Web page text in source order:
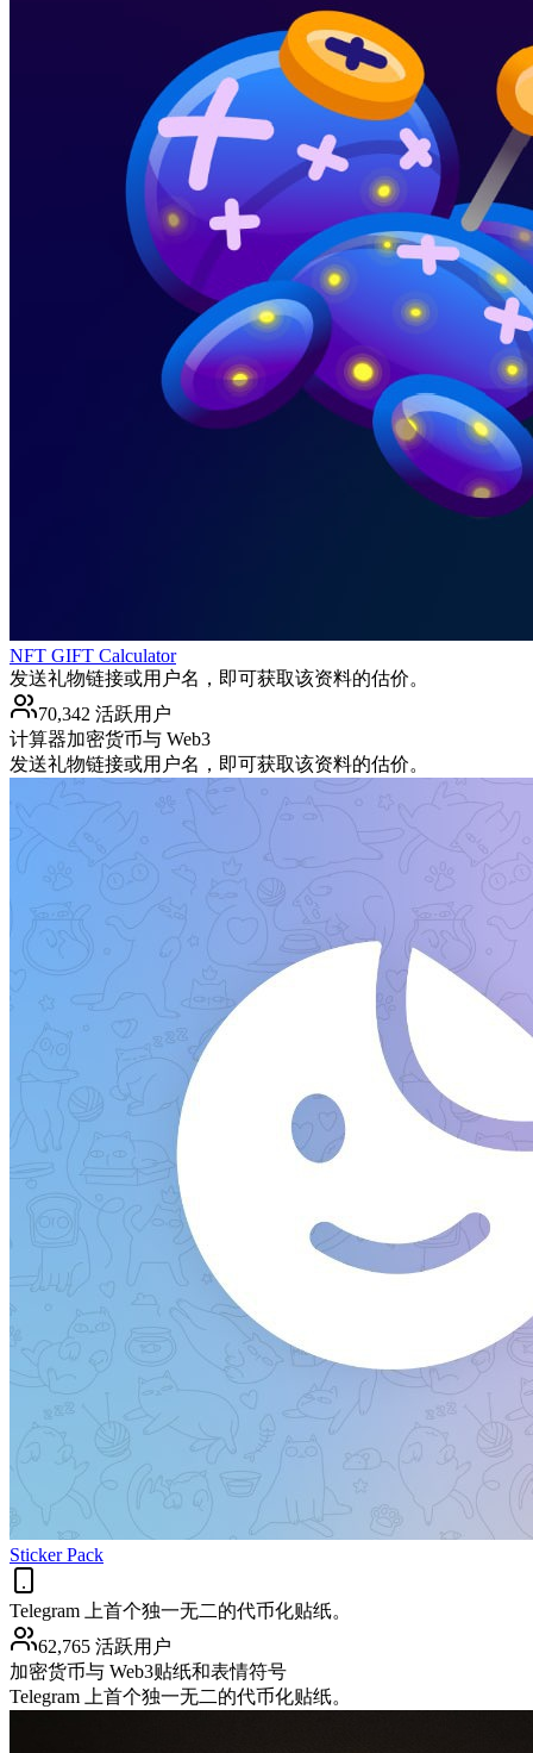
NFT GIFT Calculator
发送礼物链接或用户名，即可获取该资料的估价。
70,342 活跃用户
计算器加密货币与 Web3
发送礼物链接或用户名，即可获取该资料的估价。
Sticker Pack
Telegram 上首个独一无二的代币化贴纸。
62,765 活跃用户
加密货币与 Web3贴纸和表情符号
Telegram 上首个独一无二的代币化贴纸。